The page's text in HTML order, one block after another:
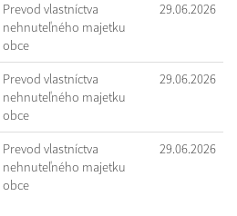
Prevod vlastníctva
nehnuteľného majetku
obce
29.06.2026
Prevod vlastníctva
nehnuteľného majetku
obce
29.06.2026
Prevod vlastníctva
nehnuteľného majetku
obce
29.06.2026